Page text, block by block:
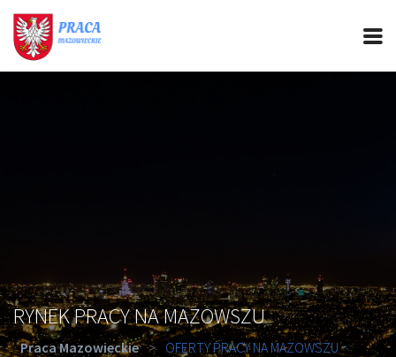
RYNEK PRACY NA MAZOWSZU
Praca Mazowieckie > OFERTY PRACY NA MAZOWSZU